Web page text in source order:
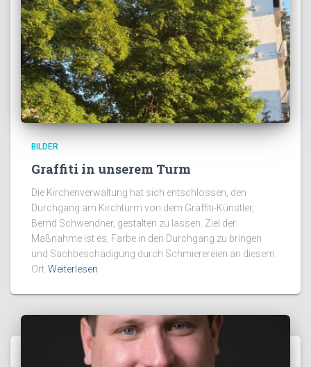
BILDER
Graffiti in unserem Turm
Die Kirchenverwaltung hat sich entschlossen, den
Durchgang am Kirchturm von dem Graffiti-Künstler,
Bernd Schwendner, gestalten zu lassen. Ziel der
Maßnahme ist es, Farbe in den Durchgang zu bringen
und Sachbeschädigung durch Schmierereien an diesem
Ort Weiterlesen